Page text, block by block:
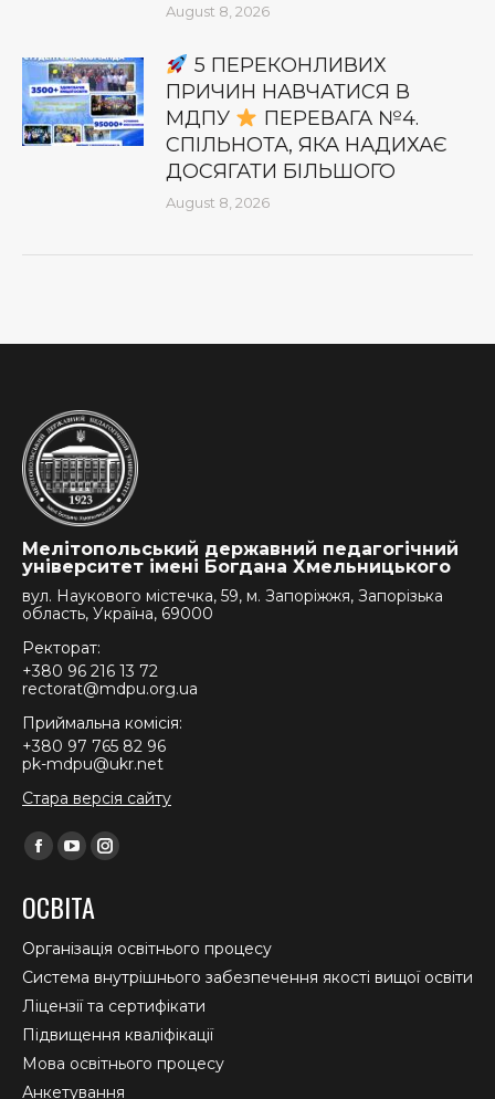
August 8, 2026
5 ПЕРЕКОНЛИВИХ
ПРИЧИН НАВЧАТИСЯ В
МДПУ
ПЕРЕВАГА №4.
СПІЛЬНОТА, ЯКА НАДИХАЄ
ДОСЯГАТИ БІЛЬШОГО
August 8, 2026
Мелітопольський державний педагогічний
університет імені Богдана Хмельницького
вул. Наукового містечка, 59, м. Запоріжжя, Запорізька
область, Україна, 69000
Ректорат:
+380 96 216 13 72
rectorat@mdpu.org.ua
Приймальна комісія:
+380 97 765 82 96
pk-mdpu@ukr.net
Стара версія сайту
Find us on:
Facebook
opens
in
new
window
YouTube
opens
in
new
window
Instagram
in
new
window
ОСВІТА
Організація освітнього процесу
Система внутрішнього забезпечення якості вищої освіти
Ліцензії та сертифікати
Підвищення кваліфікації
Мова освітнього процесу
Анкетування